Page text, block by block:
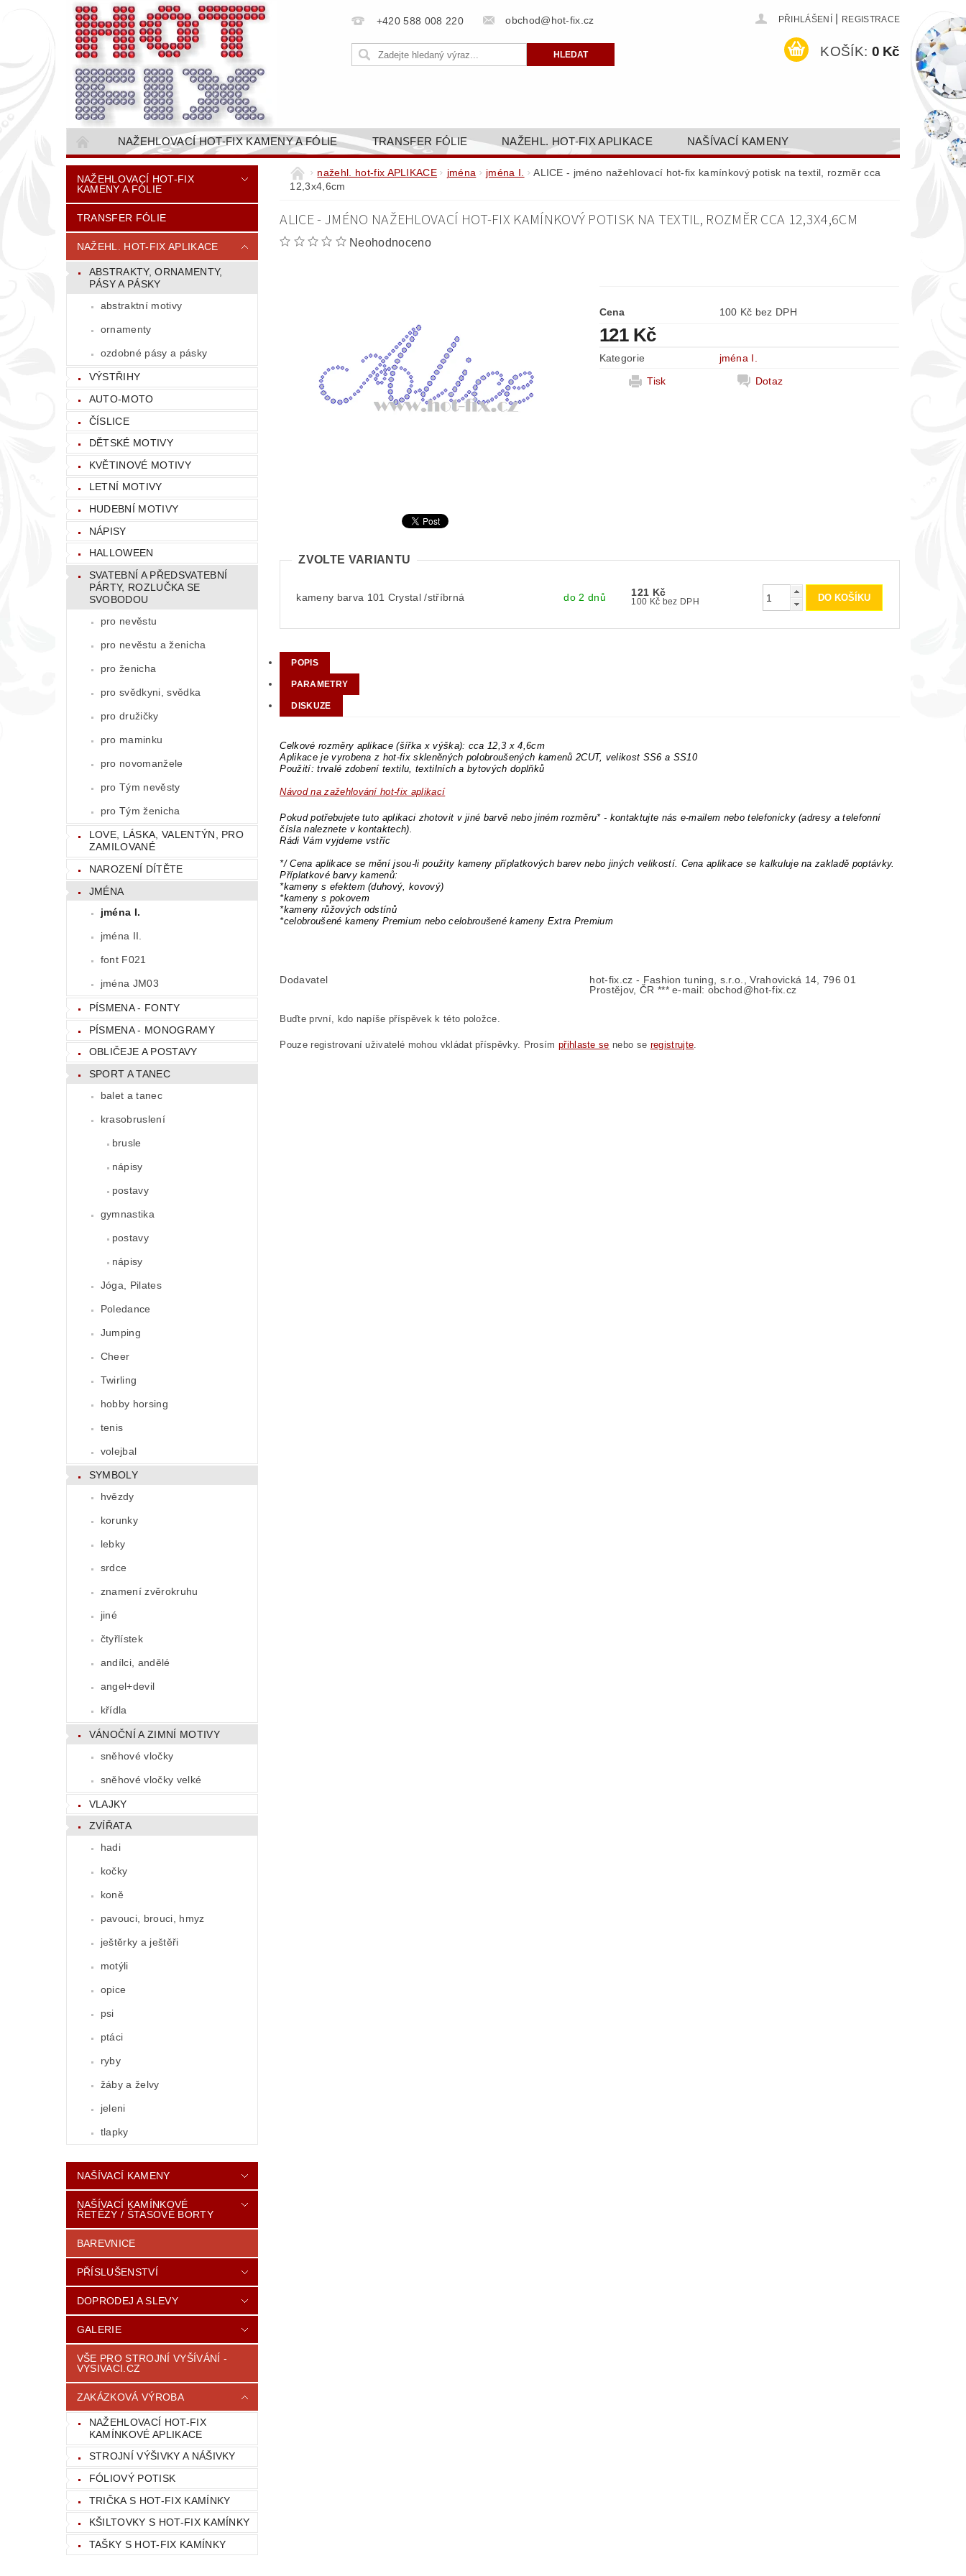
+420 588 008 220 obchod@hot-fix.cz PŘIHLÁŠENÍ REGISTRACE
KOŠÍK: 0 Kč
NAŽEHLOVACÍ HOT-FIX KAMENY A FÓLIE TRANSFER FÓLIE NAŽEHL. HOT-FIX APLIKACE NAŠÍVACÍ KAMENY
NAŠÍVACÍ KAMÍNKOVÉ ŘETĚZY / ŠTASOVÉ BORTY BAREVNICE PŘÍSLUŠENSTVÍ DOPRODEJ A SLEVY GALERIE
VŠE PRO STROJNÍ VYŠÍVÁNÍ - VYSIVACI.CZ
BAREVNICE KAMENŮ NÁVODY OBCHODNÍ PODMÍNKY PRO E-SHOP HOT-FIX.CZ ZÁSADY OCHRANY OSOBNÍCH ÚDAJŮ
CENÍK DOPRAVY (NÁKLADŮ EXPEDICE) PLATNÝ OD 14. 1.2025
NAŽEHLOVACÍ HOT-FIX
KAMENY A FÓLIE
TRANSFER FÓLIE
NAŽEHL. HOT-FIX APLIKACE
ABSTRAKTY, ORNAMENTY,
PÁSY A PÁSKY
abstraktní motivy
ornamenty
ozdobné pásy a pásky
VÝSTŘIHY
AUTO-MOTO
ČÍSLICE
DĚTSKÉ MOTIVY
KVĚTINOVÉ MOTIVY
LETNÍ MOTIVY
HUDEBNÍ MOTIVY
NÁPISY
HALLOWEEN
SVATEBNÍ A PŘEDSVATEBNÍ
PÁRTY, ROZLUČKA SE
SVOBODOU
pro nevěstu
pro nevěstu a ženicha
pro ženicha
pro svědkyni, svědka
pro družičky
pro maminku
pro novomanžele
pro Tým nevěsty
pro Tým ženicha
LOVE, LÁSKA, VALENTÝN, PRO
ZAMILOVANÉ
NAROZENÍ DÍTĚTE
JMÉNA
jména I.
jména II.
font F021
jména JM03
PÍSMENA - FONTY
PÍSMENA - MONOGRAMY
OBLIČEJE A POSTAVY
SPORT A TANEC
balet a tanec
krasobruslení
brusle
nápisy
postavy
gymnastika
postavy
nápisy
Jóga, Pilates
Poledance
Jumping
Cheer
Twirling
hobby horsing
tenis
volejbal
SYMBOLY
hvězdy
korunky
lebky
srdce
znamení zvěrokruhu
jiné
čtyřlístek
andílci, andělé
angel+devil
křídla
VÁNOČNÍ A ZIMNÍ MOTIVY
sněhové vločky
sněhové vločky velké
VLAJKY
ZVÍŘATA
hadi
kočky
koně
pavouci, brouci, hmyz
ještěrky a ještěři
motýli
opice
psi
ptáci
ryby
žáby a želvy
jeleni
tlapky
NAŠÍVACÍ KAMENY
NAŠÍVACÍ KAMÍNKOVÉ
ŘETĚZY / ŠTASOVÉ BORTY
BAREVNICE
PŘÍSLUŠENSTVÍ
DOPRODEJ A SLEVY
GALERIE
VŠE PRO STROJNÍ VYŠÍVÁNÍ -
VYSIVACI.CZ
ZAKÁZKOVÁ VÝROBA
NAŽEHLOVACÍ HOT-FIX
KAMÍNKOVÉ APLIKACE
STROJNÍ VÝŠIVKY A NÁŠIVKY
FÓLIOVÝ POTISK
TRIČKA S HOT-FIX KAMÍNKY
KŠILTOVKY S HOT-FIX KAMÍNKY
TAŠKY S HOT-FIX KAMÍNKY
nažehl. hot-fix APLIKACE jména jména I.
ALICE - jméno nažehlovací hot-fix kamínkový potisk na textil, rozměr cca
12,3x4,6cm
ALICE - JMÉNO NAŽEHLOVACÍ HOT-FIX KAMÍNKOVÝ POTISK NA TEXTIL, ROZMĚR CCA 12,3X4,6CM
Neohodnoceno
Cena 100 Kč bez DPH
121 Kč
Kategorie
jména I.
Tisk
Dotaz
ZVOLTE VARIANTU
kameny barva 101 Crystal /stříbrná do 2 dnů 121 Kč
100 Kč bez DPH
POPIS
PARAMETRY
DISKUZE
Celkové rozměry aplikace (šířka x výška): cca 12,3 x 4,6cm
Aplikace je vyrobena z hot-fix skleněných polobroušených kamenů 2CUT, velikost SS6 a SS10
Použití: trvalé zdobení textilu, textilních a bytových doplňků
Návod na zažehlování hot-fix aplikací
Pokud potřebujete tuto aplikaci zhotovit v jiné barvě nebo jiném rozměru* - kontaktujte nás e-mailem nebo telefonicky (adresy a telefonní
čísla naleznete v kontaktech).
Rádi Vám vyjdeme vstříc
*/ Cena aplikace se mění jsou-li použity kameny příplatkových barev nebo jiných velikostí. Cena aplikace se kalkuluje na zakladě poptávky.
Příplatkové barvy kamenů:
*kameny s efektem (duhový, kovový)
*kameny s pokovem
*kameny růžových odstínů
*celobroušené kameny Premium nebo celobroušené kameny Extra Premium
Dodavatel
hot-fix.cz - Fashion tuning, s.r.o., Vrahovická 14, 796 01
Prostějov, ČR *** e-mail: obchod@hot-fix.cz
Buďte první, kdo napíše příspěvek k této položce.
Pouze registrovaní uživatelé mohou vkládat příspěvky. Prosím přihlaste se nebo se registrujte.